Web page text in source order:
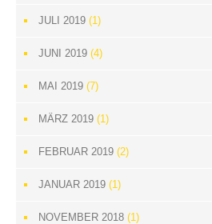
JULI 2019 (1)
JUNI 2019 (4)
MAI 2019 (7)
MÄRZ 2019 (1)
FEBRUAR 2019 (2)
JANUAR 2019 (1)
NOVEMBER 2018 (1)